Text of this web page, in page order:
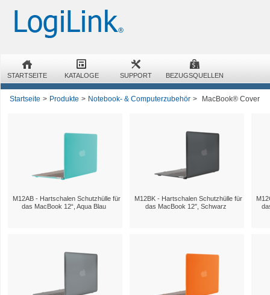
STARTSEITE KATALOGE SUPPORT BEZUGSQUELLEN
Startseite > Produkte > Notebook- & Computerzubehör > MacBook® Cover
M12AB - Hartschalen Schutzhülle für
das MacBook 12“, Aqua Blau
M12BK - Hartschalen Schutzhülle für
das MacBook 12″, Schwarz